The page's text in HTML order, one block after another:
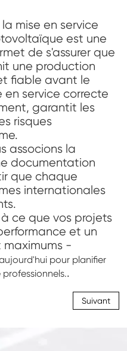
mise en service
est une
de s'assurer que
une production
fiable avant le
en service correcte
garantit les
risques
associons la
documentation
que chaque
internationales
à ce que vos projets
et un
maximums -
pour planifier
.
Suivant